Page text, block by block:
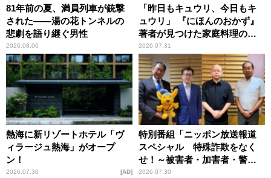
81年前の夏、満員列車が銃撃
された――湯の花トンネルの
悲劇を語り継ぐ男性
2026.08.06
「昨日もキュウリ、今日もキ
ュウリ」 『にほんのおかず』
著者が見つけた家庭料理の知
恵
2026.07.31
熱海に新リゾートホテル「ヴ
ィラージュ熱海」がオープ
ン！
2026.07.30 AD
特別番組「ニッポン放送報道
スペシャル 特殊詐欺をなく
せ！～被害者・加害者・警視
庁が語るトクリュウの実態
2026.07.30